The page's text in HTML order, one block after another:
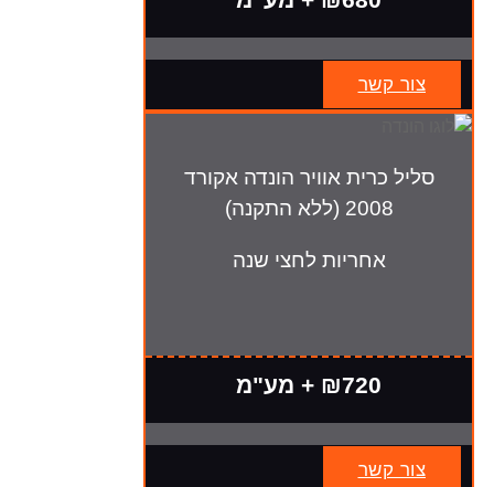
צור קשר
סליל כרית אוויר הונדה אקורד
2008 (ללא התקנה)
אחריות לחצי שנה
₪720 + מע"מ
צור קשר